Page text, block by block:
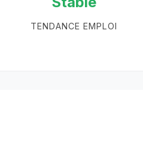
TENDANCE EMPLOI